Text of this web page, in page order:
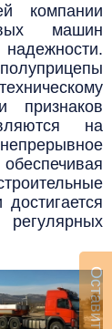
компании
машин
признаков
на